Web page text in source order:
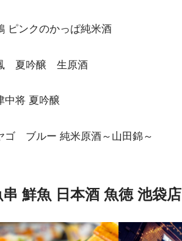
ピンクのかっぱ純米酒
夏吟醸 生原酒
中将 夏吟醸
ゴ ブルー 純米原酒～山田錦～
串 鮮魚 日本酒 魚徳 池袋店